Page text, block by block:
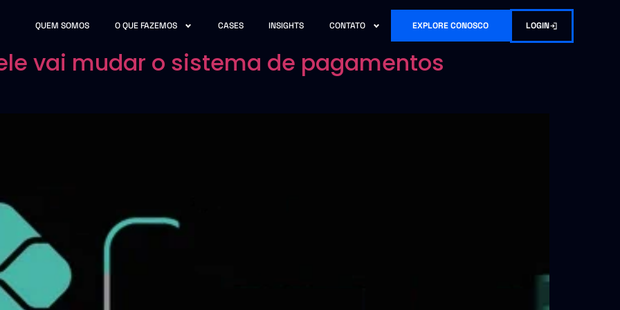
QUEM SOMOS O QUE FAZEMOS CASES INSIGHTS CONTATO EXPLORE CONOSCO LOGIN
vai mudar o sistema de pagamentos